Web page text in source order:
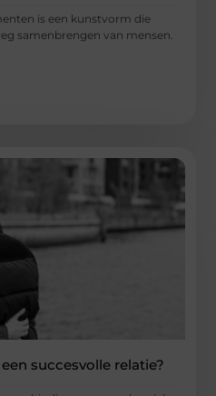
is een kunstvorm die
samenbrengen van mensen.
succesvolle relatie?